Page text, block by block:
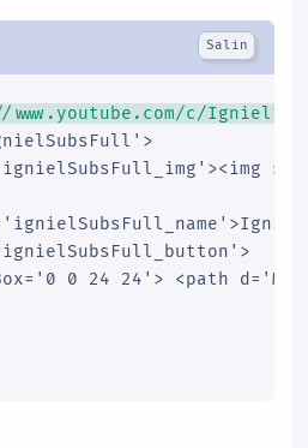
3px;
3px;
0 rgba(0,0,0,0.05);
{
c/
0 24 24'> <path